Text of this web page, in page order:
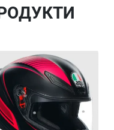
в любими
продукт